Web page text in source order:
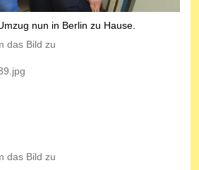
nun in Berlin zu Hause.